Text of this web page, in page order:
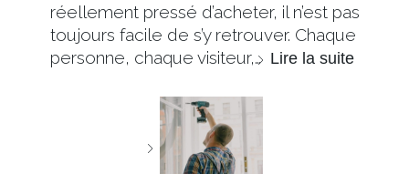
réellement pressé d’acheter, il n’est pas
toujours facile de s’y retrouver. Chaque
personne, chaque visiteur,… Lire la suite